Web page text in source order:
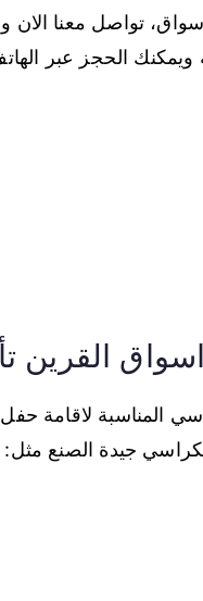
تواصل معنا
ويمكنك الحجز عبر
القرين
المناسبة لاقامة
جيدة الصنع مثل: